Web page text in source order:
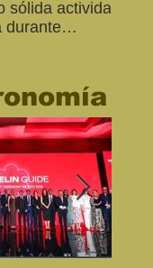
sólida actividad
durante